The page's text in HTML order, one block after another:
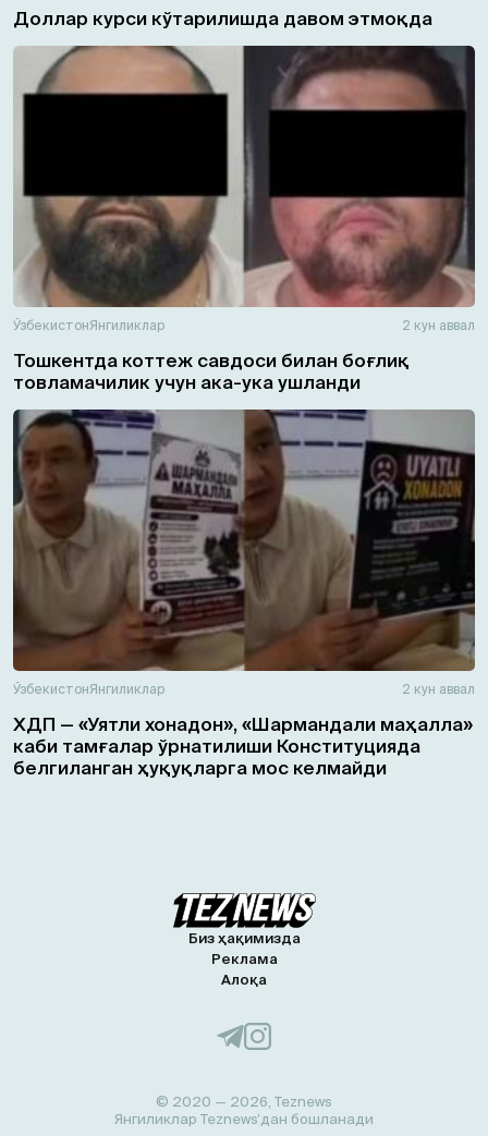
Доллар курси кўтарилишда давом этмоқда
ЎзбекистонЯнгиликлар 2 кун аввал
Тошкентда коттеж савдоси билан боғлиқ
товламачилик учун ака-ука ушланди
ЎзбекистонЯнгиликлар 2 кун аввал
ХДП — «Уятли хонадон», «Шармандали маҳалла»
каби тамғалар ўрнатилиши Конституцияда
белгиланган ҳуқуқларга мос келмайди
Биз ҳақимизда
Реклама
Алоқа
© 2020 — 2026, Teznews
Янгиликлар Teznews’дан бошланади